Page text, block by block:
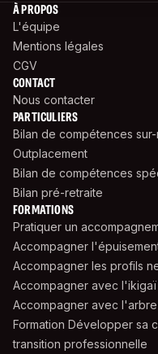
À PROPOS
L'équipe
Mentions légales
CGV
CONTACT
Nous contacter
PARTICULIERS
Bilan de compétences
Outplacement
Bilan de compétences
Bilan pré-retraite
FORMATIONS
Pratiquer un
Accompagner
Accompagner les profils
Accompagner avec l'ikigaï
Accompagner avec
Formation Développer sa
transition professionnelle